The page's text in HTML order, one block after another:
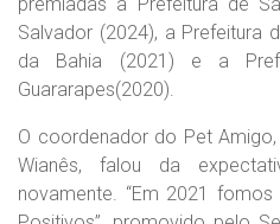
Salvador (2024), a Prefeitura
da Bahia (2021) e a
Guararapes(2020).
O coordenador do Pet
Wianês, falou da
novamente. “Em 2021